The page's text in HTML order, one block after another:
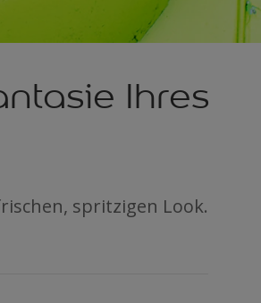
Ihres
spritzigen Look.